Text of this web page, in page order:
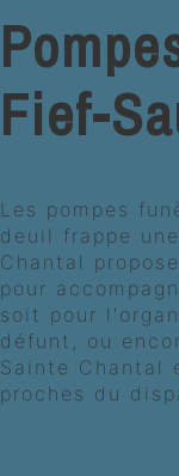
Fief-
Les pompes
deuil frappe
Chantal
pour
soit pour
défunt, ou
Sainte Chantal
proches du